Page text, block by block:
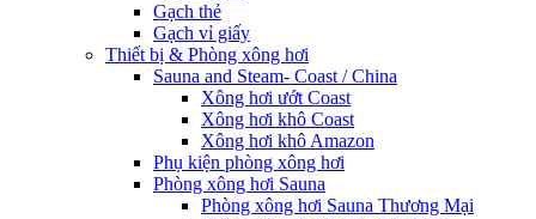
Gạch thẻ
Gạch vỉ giấy
Thiết bị & Phòng xông hơi
Sauna and Steam- Coast / China
Xông hơi ướt Coast
Xông hơi khô Coast
Xông hơi khô Amazon
Phụ kiện phòng xông hơi
Phòng xông hơi Sauna
Phòng xông hơi Sauna Thương Mại